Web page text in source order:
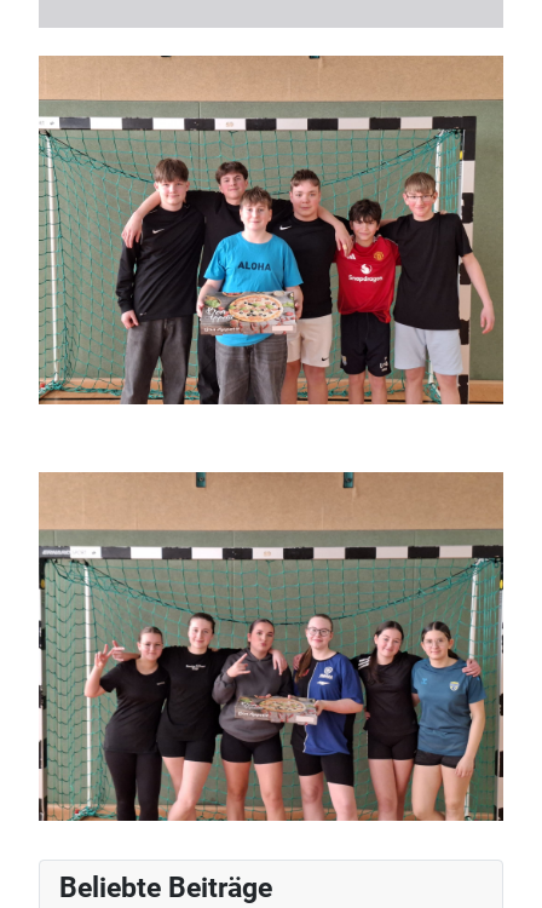
Beliebte Beiträge